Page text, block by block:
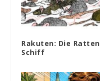
Rakuten: Die
Schiff